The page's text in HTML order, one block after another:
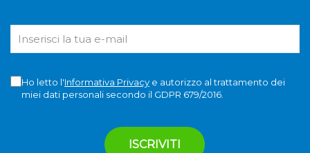
Ho letto l'Informativa Privacye autorizzo al trattamento dei
miei dati personali secondo il GDPR 679/2016.